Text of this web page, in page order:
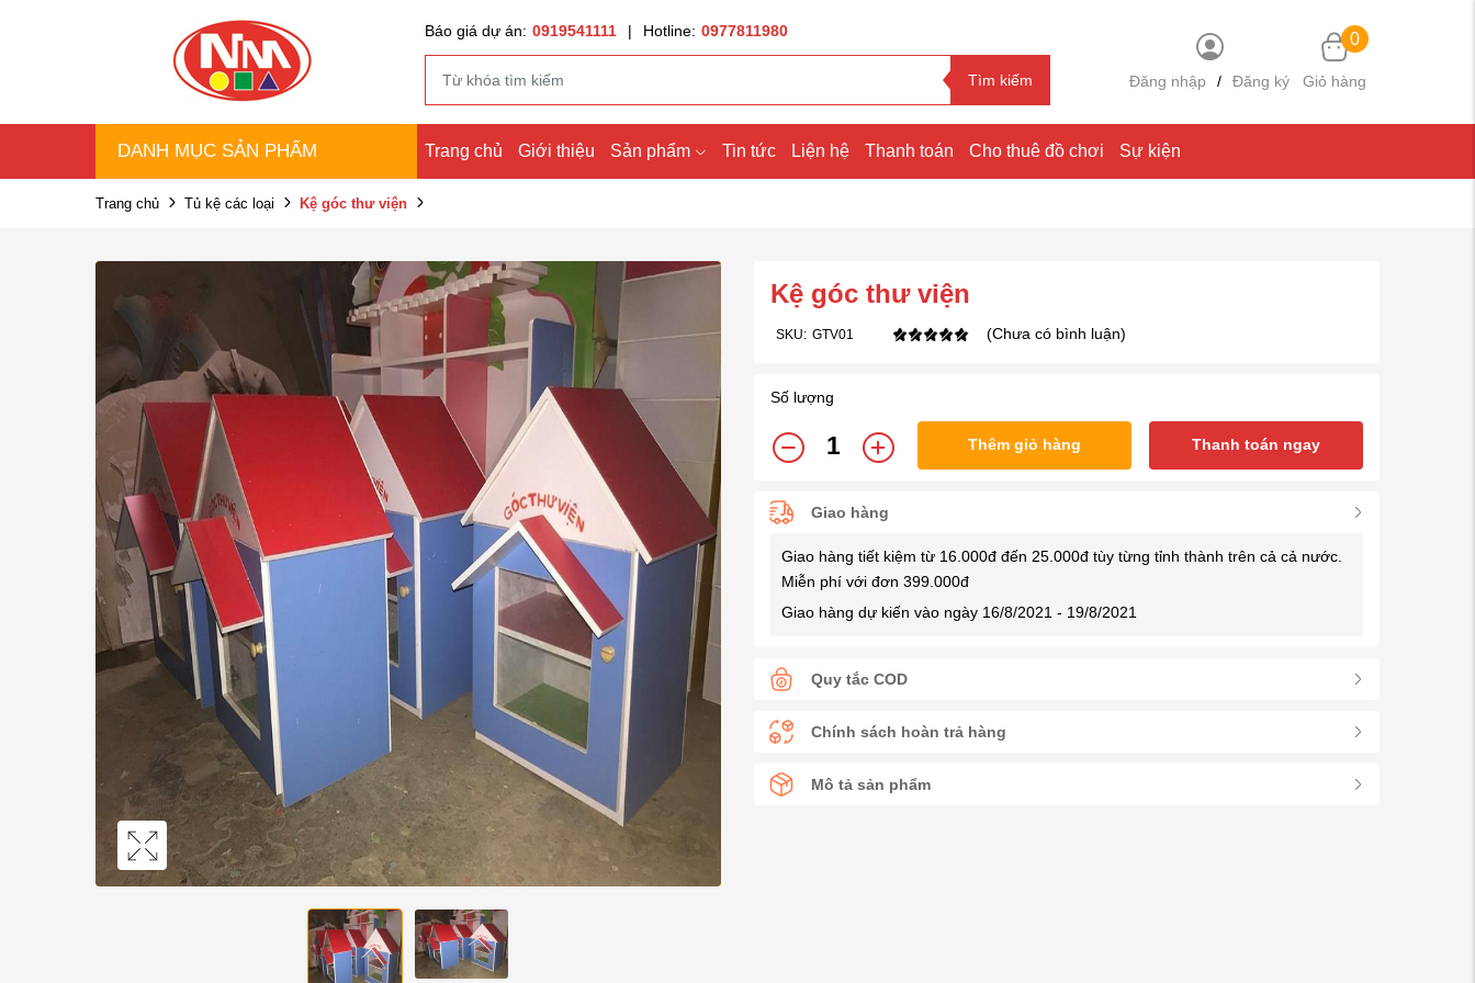
Báo giá dự án: 0919541111 | Hotline: 0977811980
Tìm kiếm Đăng nhập / Đăng ký
0
Giỏ hàng
DANH MỤC SẢN PHẨM Trang chủ Giới thiệu Sản phẩm Tin tức Liện hệ Thanh toán Cho thuê đồ chơi Sự kiện
Trang chủ Tủ kệ các loại Kệ góc thư viện
Kệ góc thư viện
SKU: GTV01 (Chưa có bình luận)
Số lượng
Thêm giỏ hàng Thanh toán ngay
Giao hàng
Giao hàng tiết kiệm từ 16.000đ đến 25.000đ tùy từng tỉnh thành trên cả cả nước.
Miễn phí với đơn 399.000đ
Giao hàng dự kiến vào ngày 16/8/2021 - 19/8/2021
Quy tắc COD
Chính sách hoàn trả hàng
Mô tả sản phẩm